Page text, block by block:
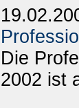
Die
2002 ist